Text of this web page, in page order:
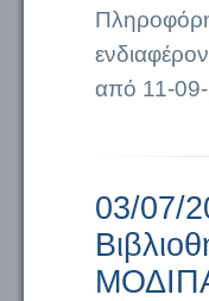
από 11-
03/07/